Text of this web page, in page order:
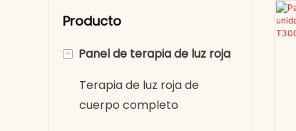
Producto
-
Panel de terapia de luz roja
Terapia de luz roja de
cuerpo completo